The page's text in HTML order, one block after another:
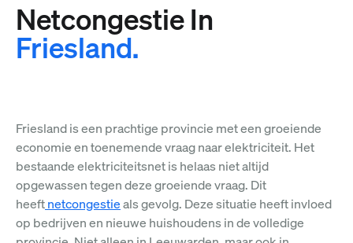
Netcongestie In
Friesland.
Friesland is een prachtige provincie met een groeiende
economie en toenemende vraag naar elektriciteit. Het
bestaande elektriciteitsnet is helaas niet altijd
opgewassen tegen deze groeiende vraag. Dit
heeftnetcongestieals gevolg. Deze situatie heeft invloed
op bedrijven en nieuwe huishoudens in de volledige